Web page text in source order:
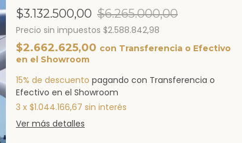
$3.132.500,00 $6.265.000,00
Precio sin impuestos $2.588.842,98
$2.662.625,00 con Transferencia o Efectivo
en el Showroom
15% de descuento pagando con Transferencia o
Efectivo en el Showroom
3 x $1.044.166,67 sin interés
Ver más detalles